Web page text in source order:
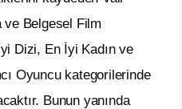
Belgesel Film
Dizi, En İyi Kadın ve
Oyuncu kategorilerinde
Bunun yanında